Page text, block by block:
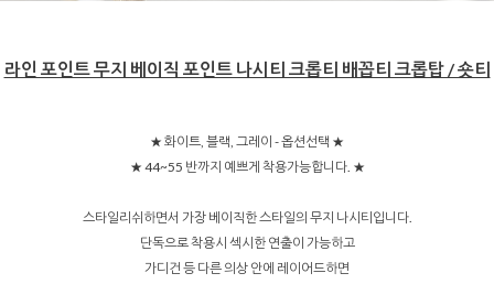
라인 포인트 무지 베이직 포인트 나시티 크롭티 배꼽티 크롭탑 / 숏티
★ 화이트, 블랙, 그레이 - 옵션선택 ★
★ 44~55 반까지 예쁘게 착용가능합니다. ★
스타일리쉬하면서 가장 베이직한 스타일의 무지 나시티입니다.
단독으로 착용시 섹시한 연출이 가능하고
가디건 등 다른 의상 안에 레이어드하면